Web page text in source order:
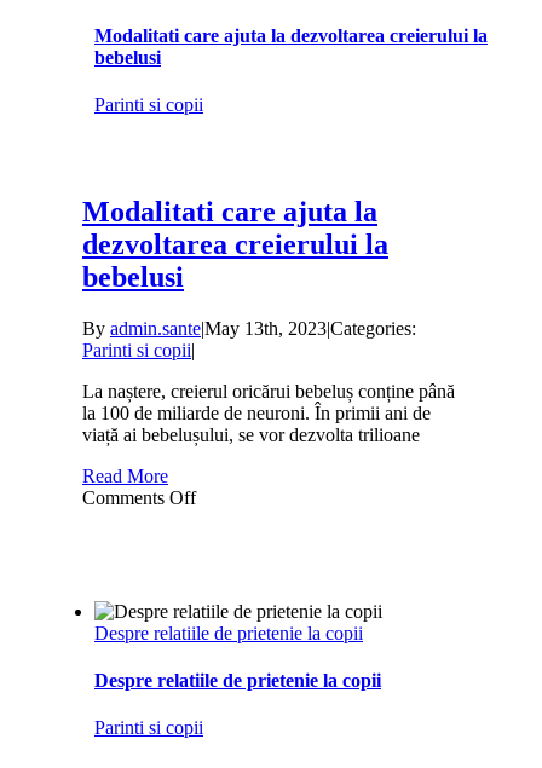
Modalitati care ajuta la dezvoltarea creierului la
bebelusi
Parinti si copii
Modalitati care ajuta la
dezvoltarea creierului la
bebelusi
By admin.sante|May 13th, 2023|Categories:
Parinti si copii|
La naștere, creierul oricărui bebeluș conține până
la 100 de miliarde de neuroni. În primii ani de
viață ai bebelușului, se vor dezvolta trilioane
Read More
Comments Offon
dezvoltarea
creierului
la
bebelusi
Despre relatiile de prietenie la copii
Despre relatiile de prietenie la copii
Parinti si copii